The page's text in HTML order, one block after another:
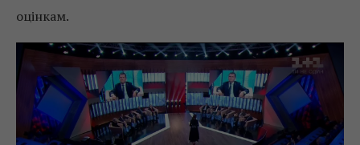
оцінкам.